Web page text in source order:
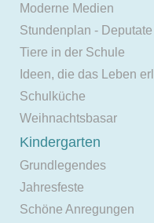
Moderne Medien
Stundenplan - Deputate
Tiere in der Schule
Ideen, die das Leben
Schulküche
Weihnachtsbasar
Kindergarten
Grundlegendes
Jahresfeste
Schöne Anregungen